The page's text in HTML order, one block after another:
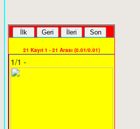
21 Kayıt 1 - 21 Arası (0.01/0.01)
1/1 -